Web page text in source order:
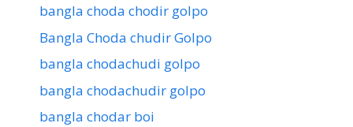
bangla choda chodir golpo
Bangla Choda chudir Golpo
bangla chodachudi golpo
bangla chodachudir golpo
bangla chodar boi